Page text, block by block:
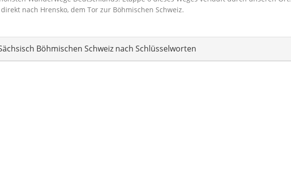
nach Hrensko, dem Tor zur Böhmischen Schweiz.
Böhmischen Schweiz nach Schlüsselworten